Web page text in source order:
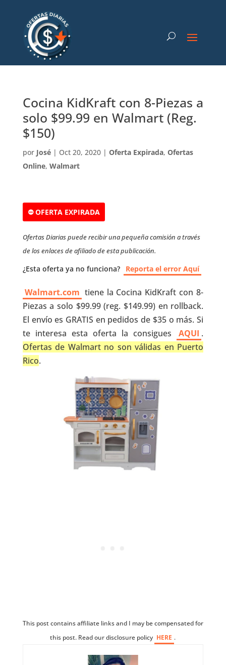
Cocina KidKraft con 8-Piezas a
solo $99.99 en Walmart (Reg.
$150)
por José| Oct 20, 2020| Oferta Expirada, Ofertas
Online, Walmart
⛔ OFERTA EXPIRADA
Ofertas Diarias puede recibir una pequeña comisión a través
de los enlaces de afiliado de esta publicación.
¿Esta oferta ya no funciona? Reporta el error Aquí
Walmart.com tiene la Cocina KidKraft con 8-
Piezas a solo $99.99 (reg. $149.99) en rollback.
El envío es GRATIS en pedidos de $35 o más. Si
te interesa esta oferta la consigues
AQUI .
Ofertas de Walmart no son válidas en Puerto
Rico.
This post contains affiliate links and I may be compensated for
this post. Read our disclosure policy HERE .